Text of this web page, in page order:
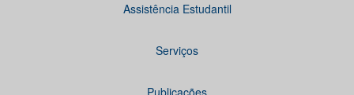
Assistência Estudantil
Serviços
Publicações